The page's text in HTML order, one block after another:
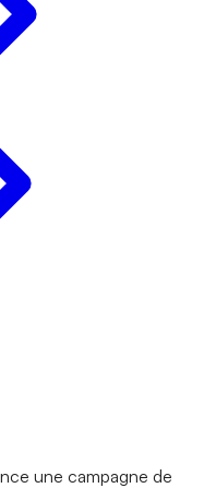
une campagne de